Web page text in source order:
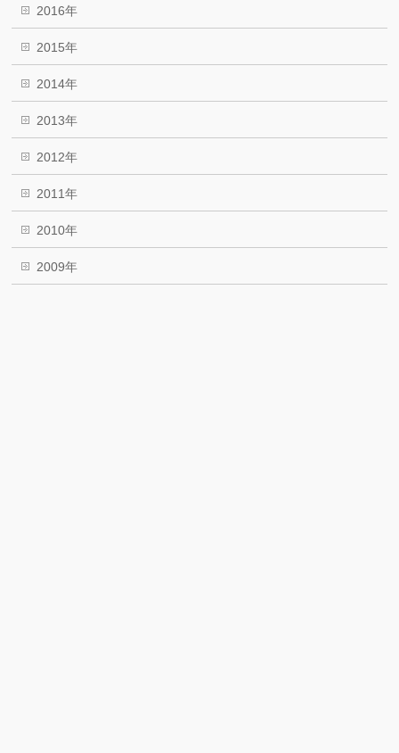
2016年
2015年
2014年
2013年
2012年
2011年
2010年
2009年